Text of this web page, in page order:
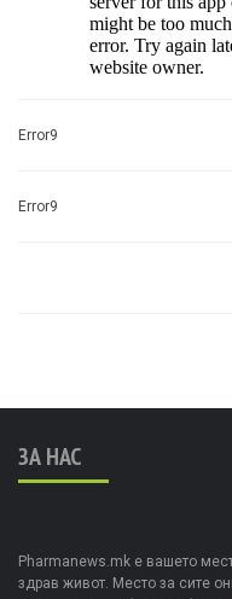
Error9
Error9
ЗА НАС
Pharmanews.mk е вашето
здрав живот. Место за сите